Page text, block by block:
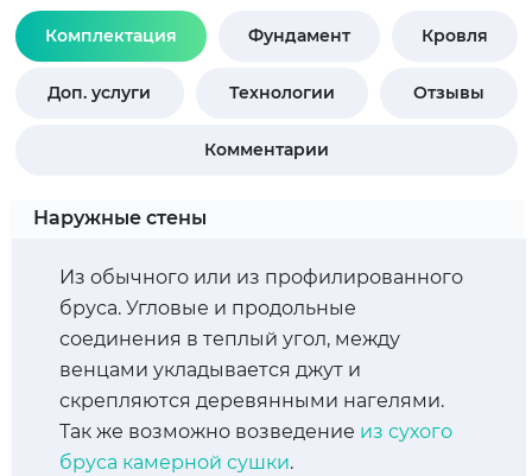
Комплектация Фундамент Кровля
Доп. услуги Технологии Отзывы
Комментарии
Наружные стены
Из обычного или из профилированного
бруса. Угловые и продольные
соединения в теплый угол, между
венцами укладывается джут и
скрепляются деревянными нагелями.
Так же возможно возведение из сухого
бруса камерной сушки.